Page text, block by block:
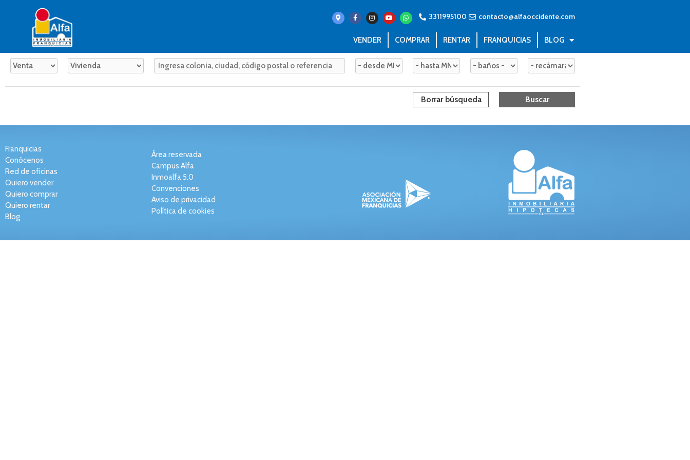
3311995100 contacto@alfaoccidente.com
VENDER COMPRAR RENTAR FRANQUICIAS BLOG
Franquicias
Conócenos
Red de oficinas
Quiero vender
Quiero comprar
Quiero rentar
Blog
Área reservada
Campus Alfa
Inmoalfa 5.0
Convenciones
Aviso de privacidad
Política de cookies